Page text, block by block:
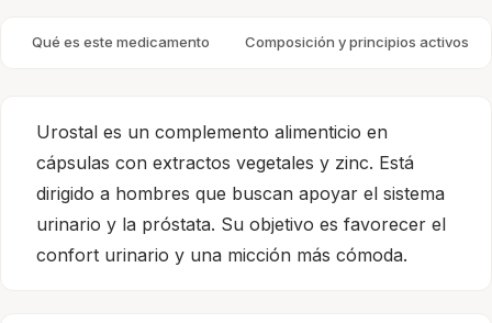
Qué es este medicamento Composición y principios activos
Urostal es un complemento alimenticio en
cápsulas con extractos vegetales y zinc. Está
dirigido a hombres que buscan apoyar el sistema
urinario y la próstata. Su objetivo es favorecer el
confort urinario y una micción más cómoda.